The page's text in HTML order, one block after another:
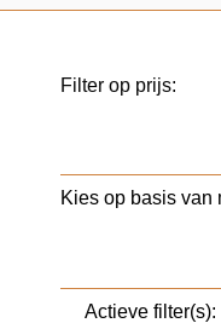
Filter op prijs:
Kies op basis van
Actieve filter(s):